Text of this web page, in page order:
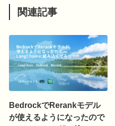
関連記事
BedrockでRerankモデル
が使えるようになったので